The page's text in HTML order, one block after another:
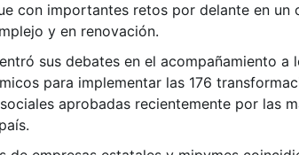
con importantes retos por delante en un
y en renovación.
sus debates en el acompañamiento a
para implementar las 176
aprobadas recientemente por las